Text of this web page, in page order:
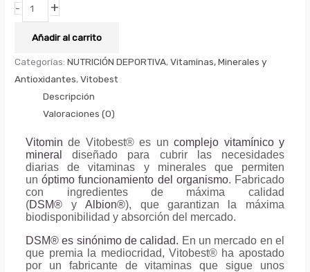
- +
Añadir al carrito
Categorías:NUTRICIÓN DEPORTIVA,Vitaminas, Minerales y
Antioxidantes,Vitobest
Descripción
Valoraciones (0)
Vitomin de Vitobest® es uncomplejo vitamínico y
mineral
diseñado para cubrir las necesidades
diarias de vitaminas y minerales que permiten
unóptimo funcionamiento del organismo. Fabricado
con ingredientes de máxima calidad
(DSM® yAlbion®), que garantizan la máxima
biodisponibilidad y absorción del mercado.
DSM® es sinónimo de calidad. En un mercado en el
que premia la mediocridad, Vitobest® ha apostado
por un fabricante de vitaminas que sigue unos